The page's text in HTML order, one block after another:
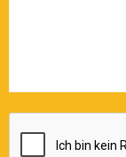
CAPTCHA